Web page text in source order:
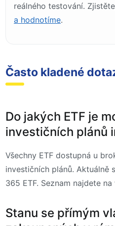
reálného testování.
a hodnotíme.
Často kladené
Do jakých ETF je
investičních plánů
Všechny ETF dostupná u
investičních plánů. Aktuálně
365 ETF. Seznam najdete na
Stanu se přímým